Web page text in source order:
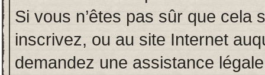
Si vous n’êtes pas sûr que cela
inscrivez, ou au site Internet
demandez une assistance